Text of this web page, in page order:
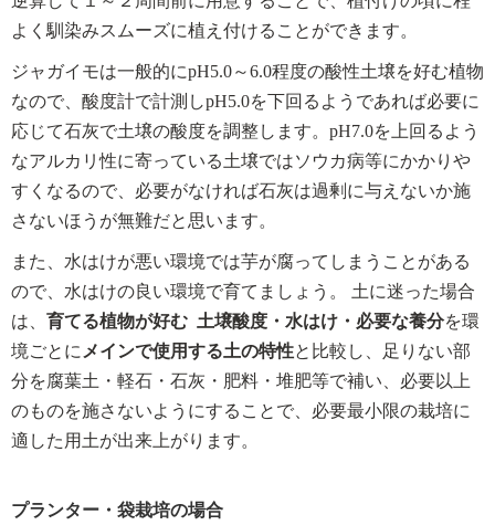
よく馴染みスムーズに植え付けることができます。
ジャガイモは一般的にpH5.0～6.0程度の酸性土壌を好む植物
なので、酸度計で計測しpH5.0を下回るようであれば必要に
応じて石灰で土壌の酸度を調整します。pH7.0を上回るよう
なアルカリ性に寄っている土壌ではソウカ病等にかかりや
すくなるので、必要がなければ石灰は過剰に与えないか施
さないほうが無難だと思います。
また、水はけが悪い環境では芋が腐ってしまうことがある
ので、水はけの良い環境で育てましょう。 土に迷った場合
は、 育てる植物が好む 土壌酸度・水はけ・必要な養分を環
境ごとに メインで使用する土の特性と比較し、足りない部
分を腐葉土・軽石・石灰・肥料・堆肥等で補い、必要以上
のものを施さないようにすることで、必要最小限の栽培に
適した用土が出来上がります。
プランター・袋栽培の場合